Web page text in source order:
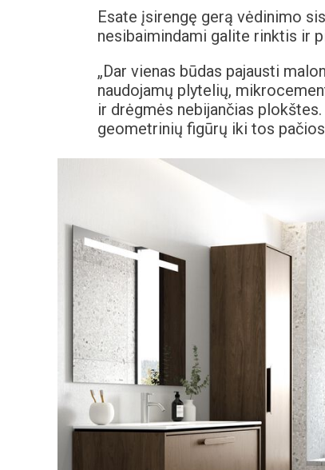
Esate įsirengę gerą vėdinimo
nesibaimindami galite rinktis ir
„Dar vienas būdas pajausti
naudojamų plytelių,
ir drėgmės nebijančias
geometrinių figūrų iki tos